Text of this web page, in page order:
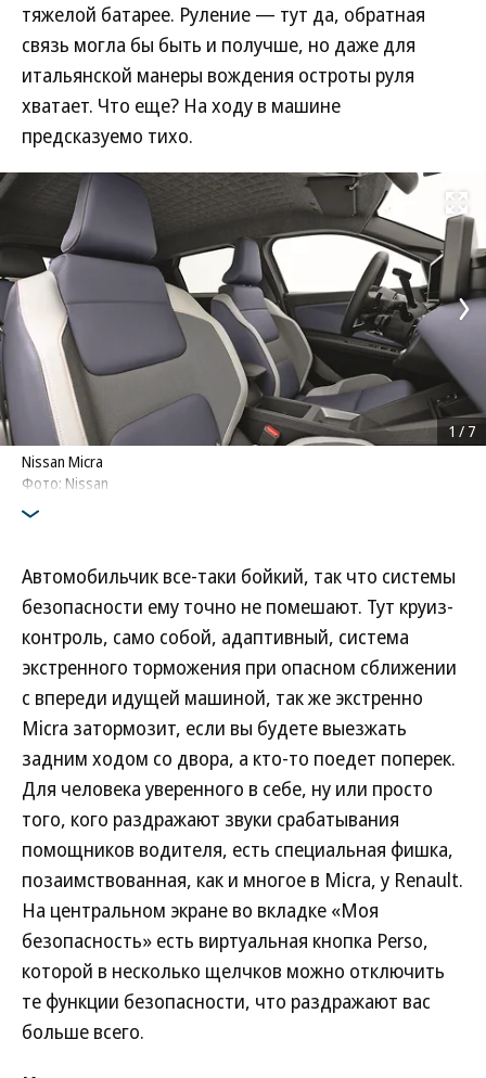
тяжелой батарее. Руление — тут да, обратная
связь могла бы быть и получше, но даже для
итальянской манеры вождения остроты руля
хватает. Что еще? На ходу в машине
предсказуемо тихо.
Развернуть
Nissan Micra
Фото: Nissan
1 / 7
Автомобильчик все-таки бойкий, так что системы
безопасности ему точно не помешают. Тут круиз-
контроль, само собой, адаптивный, система
экстренного торможения при опасном сближении
с впереди идущей машиной, так же экстренно
Micra затормозит, если вы будете выезжать
задним ходом со двора, а кто-то поедет поперек.
Для человека уверенного в себе, ну или просто
того, кого раздражают звуки срабатывания
помощников водителя, есть специальная фишка,
позаимствованная, как и многое в Micra, у Renault.
На центральном экране во вкладке «Моя
безопасность» есть виртуальная кнопка Perso,
которой в несколько щелчков можно отключить
те функции безопасности, что раздражают вас
больше всего.